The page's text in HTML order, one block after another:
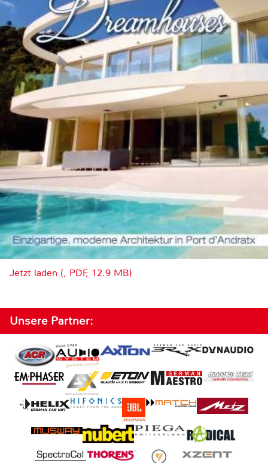
Jetzt laden (, PDF, 12.9 MB)
Unsere Partner: